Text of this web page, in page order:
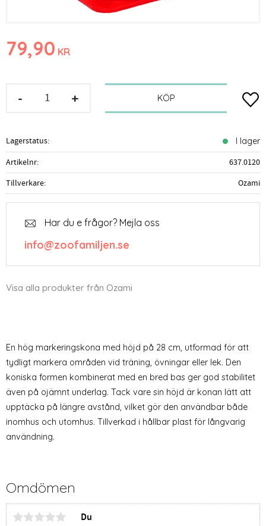
79,90 KR
+
- KÖP
Lagerstatus I lager
Artikelnr
637.0120
Tillverkare
Ozami
Har du e frågor? Mejla oss
info@zoofamiljen.se
Visa alla produkter från Ozami
En hög markeringskona med höjd på 28 cm, utformad för att
tydligt markera områden vid träning, övningar eller lek. Den
koniska formen kombinerat med en bred bas ger god stabilitet
även på ojämnt underlag. Tack vare sin höjd är konan lätt att
upptäcka på längre avstånd, vilket gör den användbar både
inomhus och utomhus. Tillverkad i hållbar plast för långvarig
användning.
Omdömen
Du